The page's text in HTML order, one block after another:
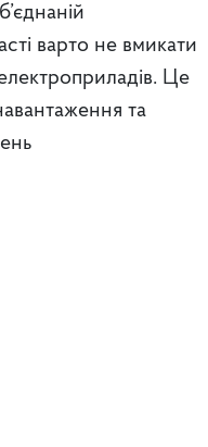
варто не вмикати
Це
та